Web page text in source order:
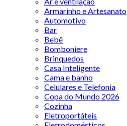
Armarinho e Artesanato
Automotivo
Bar
Bebê
Bomboniere
Brinquedos
Casa Inteligente
Cama e banho
Celulares e Telefonia
Copa do Mundo 2026
Cozinha
Eletroportáteis